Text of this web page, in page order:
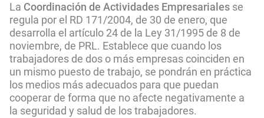
La Coordinación de Actividades Empresariales se
regula por el RD 171/2004, de 30 de enero, que
desarrolla el artículo 24 de la Ley 31/1995 de 8 de
noviembre, de PRL. Establece que cuando los
trabajadores de dos o más empresas coinciden en
un mismo puesto de trabajo, se pondrán en práctica
los medios más adecuados para que puedan
cooperar de forma que no afecte negativamente a
la seguridad y salud de los trabajadores.